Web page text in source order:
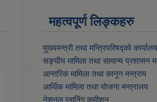
महत्वपूर्ण लिङ्कहरु
मुख्यमन्त्री तथा मन्त्रिपरिषद्को
सङ्घीय मामिला तथा सामान्य प्रशासन
आन्तरिक मामिला तथा कानून मन्त्राय
आर्थिक मामिला तथा याेजना मन्त्रालय
नेशनल प्लानिंग कमीशन